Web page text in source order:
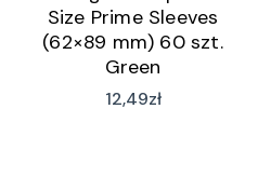
Size Prime Sleeves
(62×89 mm) 60 szt.
Green
12,49zł